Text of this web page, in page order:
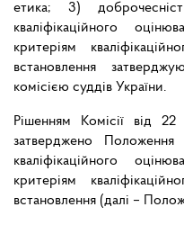
етика; 3)
кваліфікаційного
критеріям
встановлення
комісією суддів України.
Рішенням Комісії від
затверджено
кваліфікаційного
критеріям
встановлення (далі –